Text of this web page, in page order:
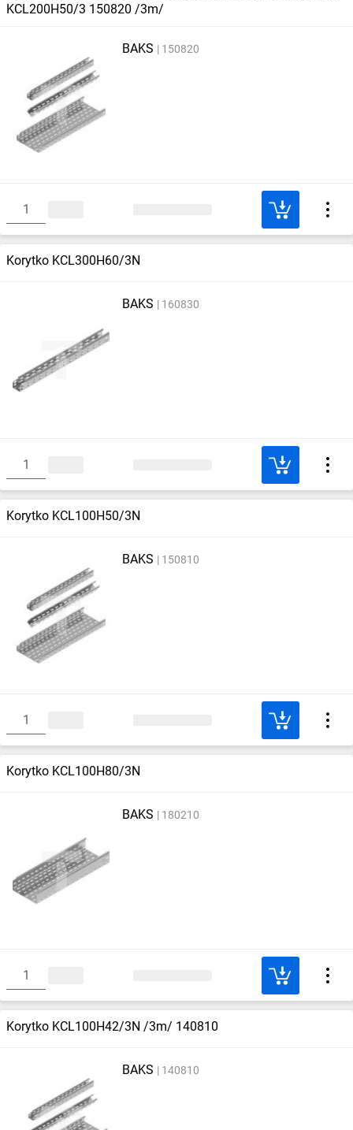
KCL200H50/3 150820 /3m/
BAKS 150820
Korytko KCL300H60/3N
BAKS 160830
Korytko KCL100H50/3N
BAKS 150810
Korytko KCL100H80/3N
BAKS 180210
Korytko KCL100H42/3N /3m/ 140810
BAKS 140810